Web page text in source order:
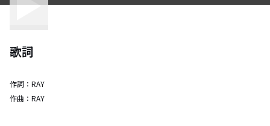
歌詞
作詞： RAY
作曲： RAY